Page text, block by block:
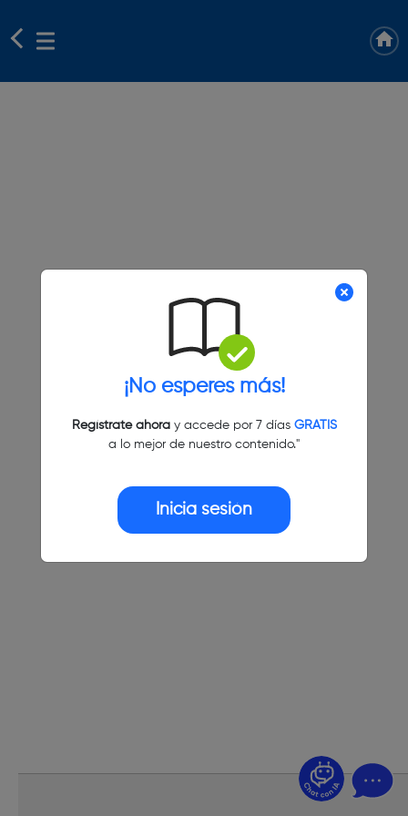
¡No esperes más!
Regístrate ahoray accede por 7 días GRATIS
a lo mejor de nuestro contenido."
Inicia sesión